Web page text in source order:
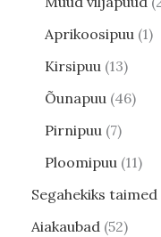
Aprikoosipuu 1
Kirsipuu 13
Õunapuu 46
Pirnipuu 7
Ploomipuu 11
Segahekiks taimed
Aiakaubad 52